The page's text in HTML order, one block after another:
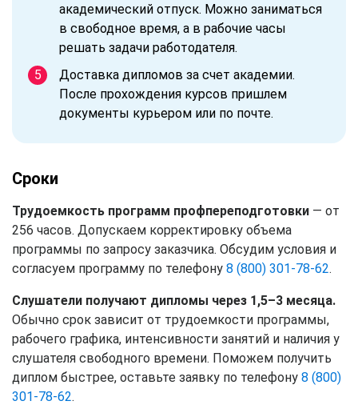
академический отпуск. Можно заниматься
в свободное время, а в рабочие часы
решать задачи работодателя.
Доставка дипломов за счет академии.
После прохождения курсов пришлем
документы курьером или по почте.
Сроки
Трудоемкость программ профпереподготовки — от
256 часов. Допускаем корректировку объема
программы по запросу заказчика. Обсудим условия и
согласуем программу по телефону 8 (800) 301-78-62.
Слушатели получают дипломы через 1,5–3 месяца.
Обычно срок зависит от трудоемкости программы,
рабочего графика, интенсивности занятий и наличия у
слушателя свободного времени. Поможем получить
диплом быстрее, оставьте заявку по телефону 8 (800)
301-78-62.